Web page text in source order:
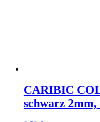
CARIBIC
schwarz 2mm,